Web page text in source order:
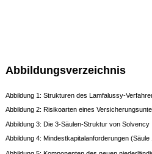
Abbildungsverzeichnis
Abbildung 1: Strukturen des Lamfalussy-
Abbildung 2: Risikoarten eines
Abbildung 3: Die 3-Säulen-Struktur von Solvency
Abbildung 4: Mindestkapitalanforderungen (Säule